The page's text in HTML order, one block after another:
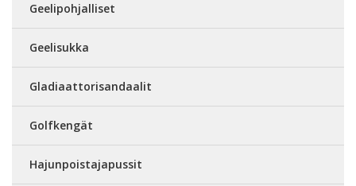
Geelipohjalliset
Geelisukka
Gladiaattorisandaalit
Golfkengät
Hajunpoistajapussit